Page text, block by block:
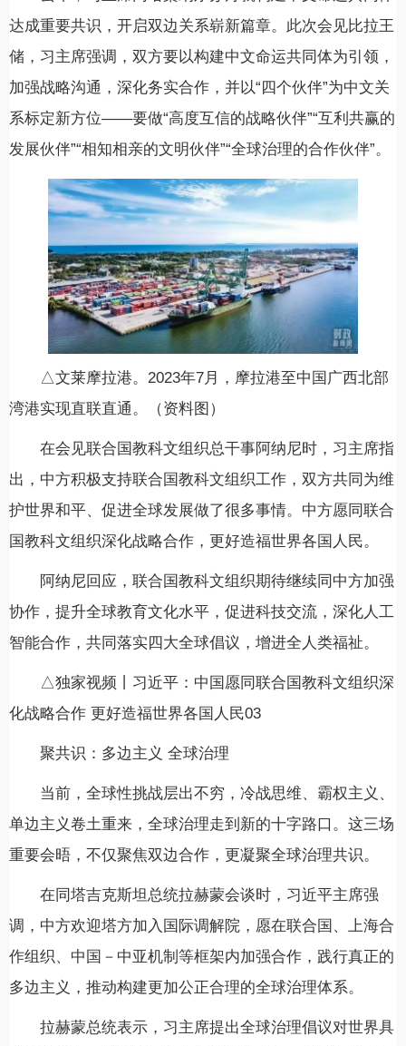
达成重要共识，开启双边关系崭新篇章。此次会见比拉王
储，习主席强调，双方要以构建中文命运共同体为引领，
加强战略沟通，深化务实合作，并以“四个伙伴”为中文关
系标定新方位——要做“高度互信的战略伙伴”“互利共赢的
发展伙伴”“相知相亲的文明伙伴”“全球治理的合作伙伴”。
△文莱摩拉港。2023年7月，摩拉港至中国广西北部
湾港实现直联直通。（资料图）
在会见联合国教科文组织总干事阿纳尼时，习主席指
出，中方积极支持联合国教科文组织工作，双方共同为维
护世界和平、促进全球发展做了很多事情。中方愿同联合
国教科文组织深化战略合作，更好造福世界各国人民。
阿纳尼回应，联合国教科文组织期待继续同中方加强
协作，提升全球教育文化水平，促进科技交流，深化人工
智能合作，共同落实四大全球倡议，增进全人类福祉。
△独家视频丨习近平：中国愿同联合国教科文组织深
化战略合作 更好造福世界各国人民03
聚共识：多边主义 全球治理
当前，全球性挑战层出不穷，冷战思维、霸权主义、
单边主义卷土重来，全球治理走到新的十字路口。这三场
重要会晤，不仅聚焦双边合作，更凝聚全球治理共识。
在同塔吉克斯坦总统拉赫蒙会谈时，习近平主席强
调，中方欢迎塔方加入国际调解院，愿在联合国、上海合
作组织、中国－中亚机制等框架内加强合作，践行真正的
多边主义，推动构建更加公正合理的全球治理体系。
拉赫蒙总统表示，习主席提出全球治理倡议对世界具